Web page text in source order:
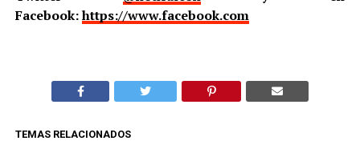
Facebook:https://www.facebook.com
TEMAS RELACIONADOS